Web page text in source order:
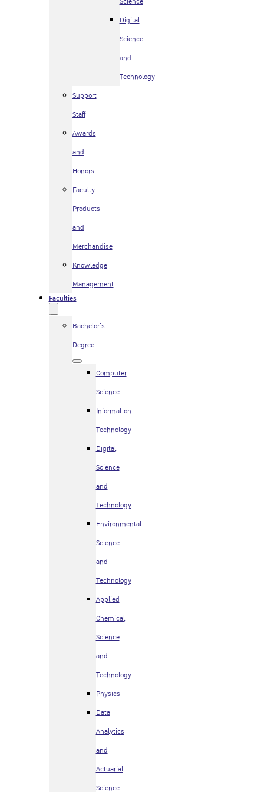
Digital
Science
and
Technology
Support
Staff
Awards
and
Honors
Faculty
Products
and
Merchandise
Knowledge
Management
Faculties
Bachelor’s
Degree
Computer
Science
Information
Technology
Digital
Science
and
Technology
Environmental
Science
and
Technology
Applied
Chemical
Science
and
Technology
Physics
Data
Analytics
and
Actuarial
Science